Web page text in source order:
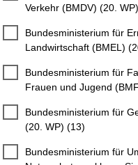
Verkehr (BMDV) (20.
Bundesministerium für
Landwirtschaft (BMEL)
Bundesministerium für
Frauen und Jugend
Bundesministerium für
(20. WP) (13)
Bundesministerium für